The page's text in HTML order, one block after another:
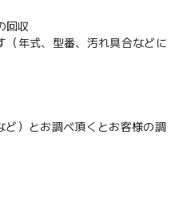
回収
年式、型番、汚れ具合などに
）とお調べ頂くとお客様の調